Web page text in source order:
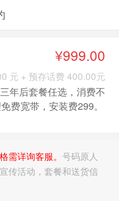
¥999.00
元 + 预存话费 400.00元
年后套餐任选，消费不
费宽带，安装费299。
需详询客服。 号码原人
传活动，套餐和送货信